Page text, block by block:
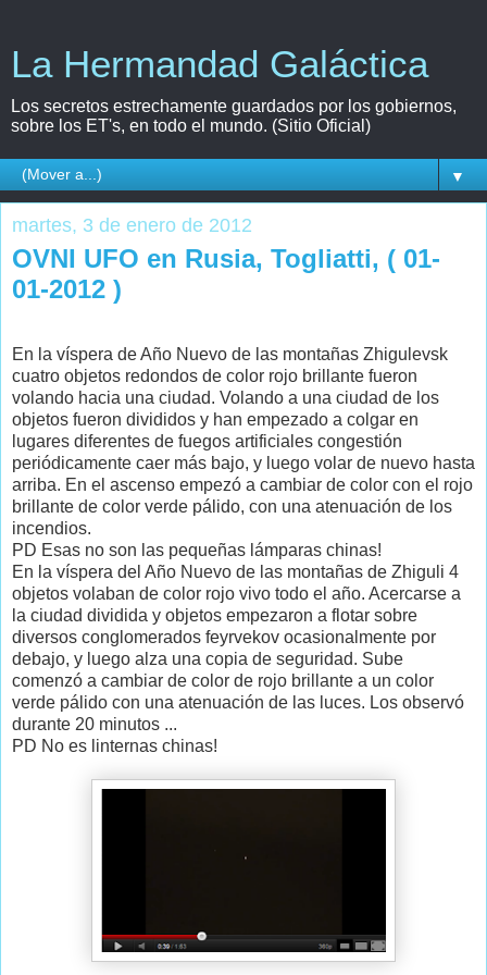
La Hermandad Galáctica
Los secretos estrechamente guardados por los gobiernos,
sobre los ET's, en todo el mundo. (Sitio Oficial)
▼
martes, 3 de enero de 2012
OVNI UFO en Rusia, Togliatti, ( 01-
01-2012 )
En la víspera de Año Nuevo de las montañas Zhigulevsk
cuatro objetos redondos de color rojo brillante fueron
volando hacia una ciudad. Volando a una ciudad de los
objetos fueron divididos y han empezado a colgar en
lugares diferentes de fuegos artificiales congestión
periódicamente caer más bajo, y luego volar de nuevo hasta
arriba. En el ascenso empezó a cambiar de color con el rojo
brillante de color verde pálido, con una atenuación de los
incendios.
PD Esas no son las pequeñas lámparas chinas!
En la víspera del Año Nuevo de las montañas de Zhiguli 4
objetos volaban de color rojo vivo todo el año. Acercarse a
la ciudad dividida y objetos empezaron a flotar sobre
diversos conglomerados feyrvekov ocasionalmente por
debajo, y luego alza una copia de seguridad. Sube
comenzó a cambiar de color de rojo brillante a un color
verde pálido con una atenuación de las luces. Los observó
durante 20 minutos ...
PD No es linternas chinas!